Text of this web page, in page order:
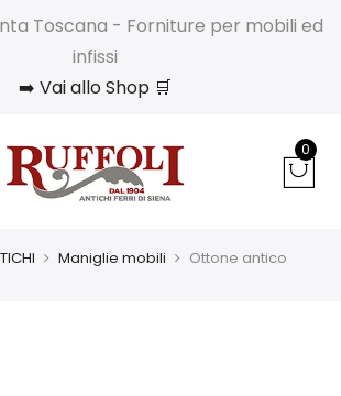
Toscana - Forniture per mobili ed
infissi
➡️ Vai allo Shop 🛒
0
Maniglie mobili Ottone antico